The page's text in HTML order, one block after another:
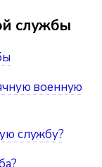
службы
военную
службу?